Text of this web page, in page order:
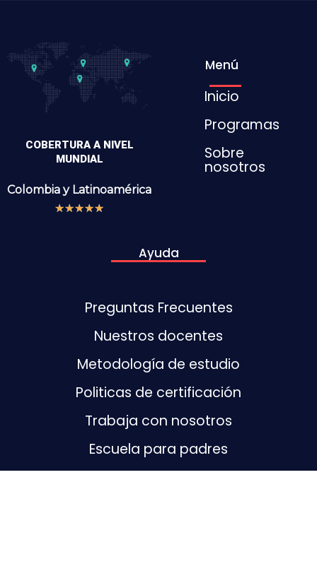
COBERTURA A NIVEL
MUNDIAL
Colombia y Latinoamérica
★★★★★
Menú
Inicio
Programas
Sobre
nosotros
Ayuda
Preguntas Frecuentes
Nuestros docentes
Metodología de estudio
Politicas de certificación
Trabaja con nosotros
Escuela para padres